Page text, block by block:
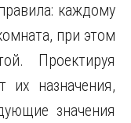
каждому
при этом
Проектируя
их назначения,
значения